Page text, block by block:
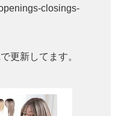
closings-
更新してます。